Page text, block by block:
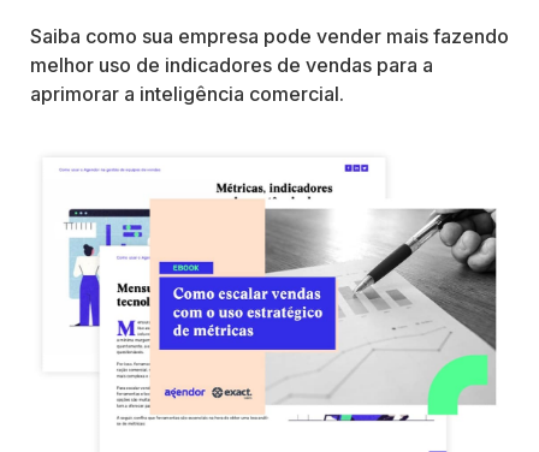
Saiba como sua empresa pode vender mais fazendo
melhor uso de indicadores de vendas para a
aprimorar a inteligência comercial.